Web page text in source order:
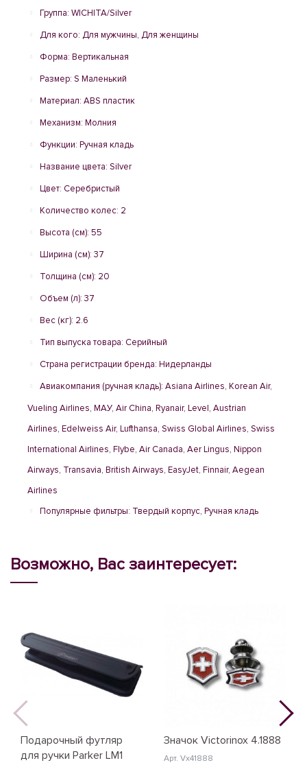
Группа: WICHITA/Silver
Для кого: Для мужчины, Для женщины
Форма: Вертикальная
Размер: S Маленький
Материал: ABS пластик
Механизм: Молния
Функции: Ручная кладь
Название цвета: Silver
Цвет: Серебристый
Количество колес: 2
Высота (см): 55
Ширина (см): 37
Толщина (см): 20
Объем (л): 37
Вес (кг): 2.6
Тип выпуска товара: Серийный
Страна регистрации бренда: Нидерланды
Авиакомпания (ручная кладь): Asiana Airlines, Korean Air,
Vueling Airlines, МАУ, Air China, Ryanair, Level, Austrian
Airlines, Edelweiss Air, Lufthansa, Swiss Global Airlines, Swiss
International Airlines, Flybe, Air Canada, Aer Lingus, Nippon
Airways, Transavia, British Airways, EasyJet, Finnair, Aegean
Airlines
Популярные фильтры: Твердый корпус, Ручная кладь
Возможно, Вас заинтересует:
Подарочный футляр
для ручки Parker LM1
Значок Victorinox 4.1888
Арт. Vx41888